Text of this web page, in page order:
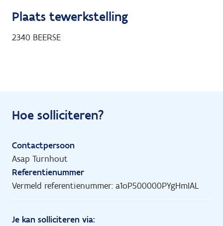
Plaats tewerkstelling
2340 BEERSE
Hoe solliciteren?
Contactpersoon
Asap Turnhout
Referentienummer
Vermeld referentienummer: a1oP500000PYgHmIAL
Je kan solliciteren via: